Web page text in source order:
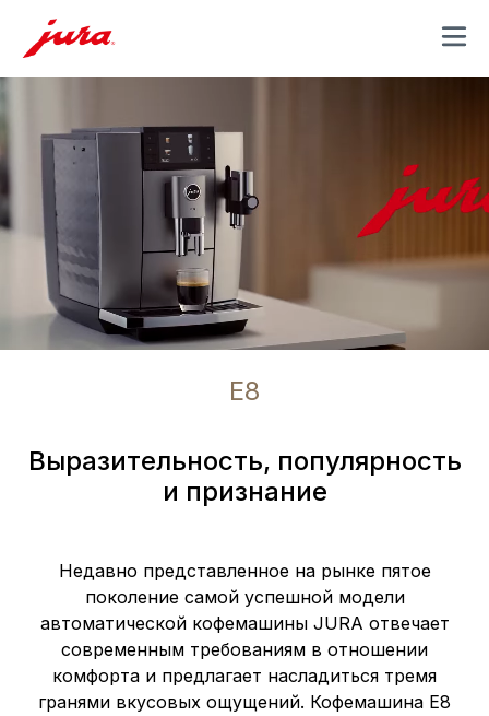
MENU
E8
Выразительность, популярность
и признание
Недавно представленное на рынке пятое
поколение самой успешной модели
автоматической кофемашины JURA отвечает
современным требованиям в отношении
комфорта и предлагает насладиться тремя
гранями вкусовых ощущений. Кофемашина E8